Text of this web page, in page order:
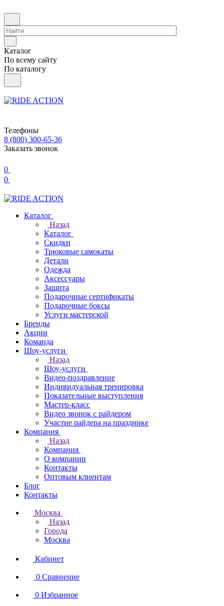
Каталог
По всему сайту
По каталогу
Телефоны
8 (800) 300-65-36
Заказать звонок
0
0
Каталог
Назад
Каталог
Скидки
Трюковые самокаты
Детали
Одежда
Аксессуары
Защита
Подарочные сертификаты
Подарочные боксы
Услуги мастерской
Бренды
Акции
Команда
Шоу-услуги
Назад
Шоу-услуги
Видео-поздравление
Индивидуальная тренировка
Показательные выступления
Мастер-класс
Видео звонок с райдером
Участие райдера на празднике
Компания
Назад
Компания
О компании
Контакты
Оптовым клиентам
Блог
Контакты
Москва
Назад
Города
Москва
Кабинет
0 Сравнение
0 Избранное